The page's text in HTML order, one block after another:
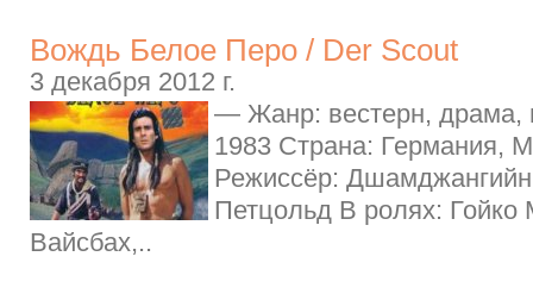
Вождь Белое Перо / Der Scout
3 декабря 2012 г.
— Жанр: вестерн, драма,
1983 Страна: Германия,
Режиссёр:
Петцольд В ролях: Гойко
Вайсбах,..